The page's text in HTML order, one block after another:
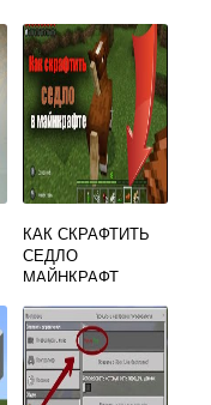
КАК СКРАФТИТЬ
СЕДЛО
МАЙНКРАФТ